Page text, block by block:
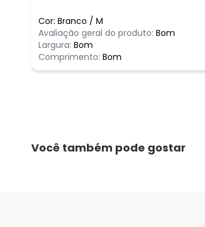
Cor: Branco / M
Avaliação geral do produto: Bom
Largura: Bom
Comprimento: Bom
Você também pode gostar